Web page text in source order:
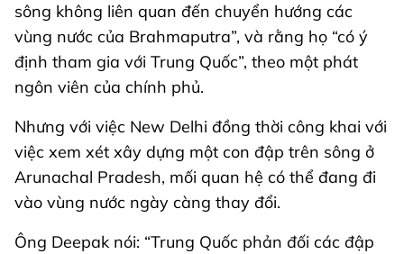
sông không liên quan đến chuyển hướng các
vùng nước của Brahmaputra”, và rằng họ “có ý
định tham gia với Trung Quốc”, theo một phát
ngôn viên của chính phủ.
Nhưng với việc New Delhi đồng thời công khai với
việc xem xét xây dựng một con đập trên sông ở
Arunachal Pradesh, mối quan hệ có thể đang đi
vào vùng nước ngày càng thay đổi.
Ông Deepak nói: “Trung Quốc phản đối các đập